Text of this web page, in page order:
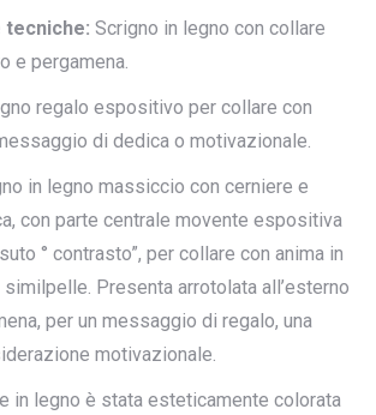
Scrigno in legno con collare
e pergamena.
regalo espositivo per collare con
di dedica o motivazionale.
in legno massiccio con cerniere e
con parte centrale movente espositiva
° contrasto”, per collare con anima in
Presenta arrotolata all’esterno
per un messaggio di regalo, una
motivazionale.
in legno è stata esteticamente colorata